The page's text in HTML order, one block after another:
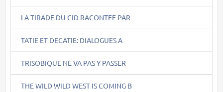
LA TIRADE DU CID RACONTEE PAR
TATIE ET DECATIE: DIALOGUES A
TRISOBIQUE NE VA PAS Y PASSER
THE WILD WILD WEST IS COMING B